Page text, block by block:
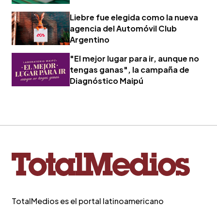
Liebre fue elegida como la nueva
agencia del Automóvil Club
Argentino
"El mejor lugar para ir, aunque no
tengas ganas", la campaña de
Diagnóstico Maipú
TotalMedios es el portal latinoamericano